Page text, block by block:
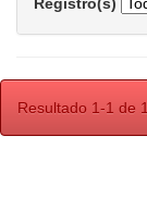
Resultado 1-1 de 1.